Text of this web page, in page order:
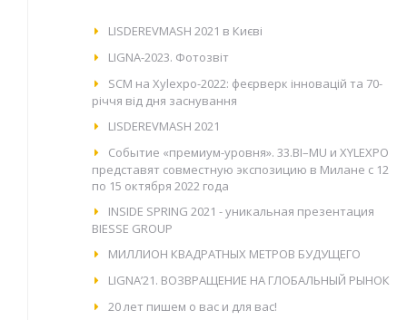
LISDEREVMASH 2021 в Києві
LIGNA-2023. Фотозвіт
SCM на Xylexpo-2022: феєрверк інновацій та 70-
річчя від дня заснування
LISDEREVMASH 2021
Событие «премиум-уровня». 33.BI–MU и XYLEXPO
представят совместную экспозицию в Милане с 12
по 15 октября 2022 года
INSIDE SPRING 2021 - уникальная презентация
BIESSE GROUP
МИЛЛИОН КВАДРАТНЫХ МЕТРОВ БУДУЩЕГО
LIGNA’21. ВОЗВРАЩЕНИЕ НА ГЛОБАЛЬНЫЙ РЫНОК
20 лет пишем о вас и для вас!